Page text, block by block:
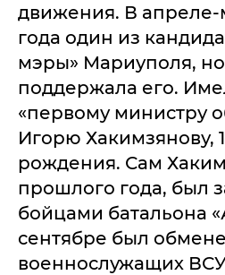
движения. В
года один из
мэры» Мариуполя, но
поддержала его.
«первому министру
Игорю Хакимзянову,
рождения. Сам
прошлого года, был
бойцами батальона
сентябре был
военнослужащих